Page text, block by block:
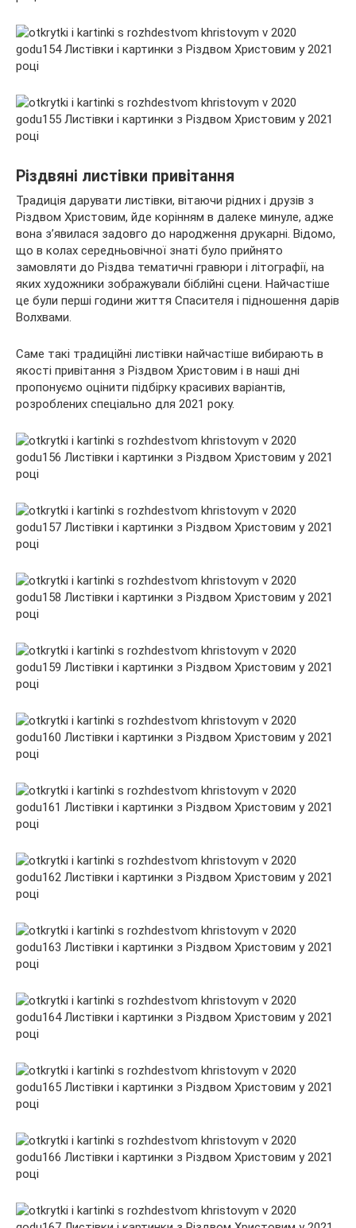
Різдвяні листівки привітання
Традиція дарувати листівки, вітаючи рідних і друзів з
Різдвом Христовим, йде корінням в далеке минуле, адже
вона з’явилася задовго до народження друкарні. Відомо,
що в колах середньовічної знаті було прийнято
замовляти до Різдва тематичні гравюри і літографії, на
яких художники зображували біблійні сцени. Найчастіше
це були перші години життя Спасителя і підношення дарів
Волхвами.
Саме такі традиційні листівки найчастіше вибирають в
якості привітання з Різдвом Христовим і в наші дні
пропонуємо оцінити підбірку красивих варіантів,
розроблених спеціально для 2021 року.